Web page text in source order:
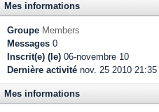
Mes informations
Groupe Members
Messages 0
Inscrit(e) (le) 06-novembre 10
Dernière activité nov. 25 2010 21:35
Mes informations